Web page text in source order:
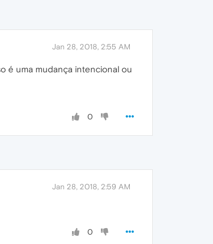
Jan 28, 2018, 2:55 AM
é uma mudança intencional ou
0
Jan 28, 2018, 2:59 AM
0